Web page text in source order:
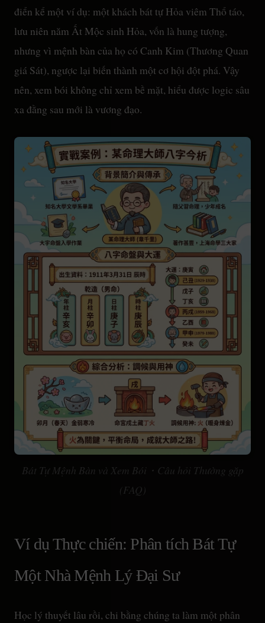
điển kể một ví dụ: một khách bát tự Hỏa viêm Thổ táo,
lưu niên năm Ất Mộc sinh Hỏa, vốn là hung tượng,
nhưng vì mệnh bàn của họ có Canh Kim (Thương Quan
giá Sát), ngược lại biến thành một cơ hội đột phá. Vậy
nên, xem bói không chỉ xem bề mặt, hiểu được logic sâu
xa đằng sau mới là vương đạo.
Bát Tự Mệnh Bàn và Xem Bói・Câu hỏi Thường gặp
(FAQ)
Ví dụ Thực chiến: Phân tích Bát Tự
Một Nhà Mệnh Lý Đại Sư
Học lý thuyết lâu rồi, chi bằng chúng ta làm một phân